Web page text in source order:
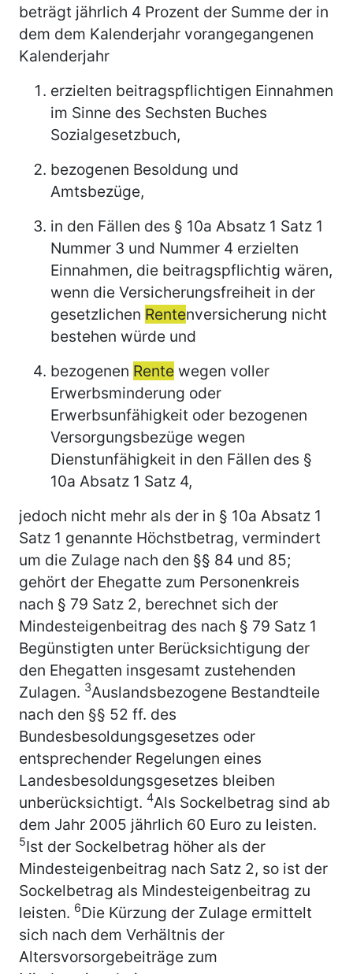
beträgt jährlich 4 Prozent der Summe der in
dem dem Kalenderjahr vorangegangenen
Kalenderjahr
erzielten beitragspflichtigen Einnahmen
im Sinne des Sechsten Buches
Sozialgesetzbuch,
bezogenen Besoldung und
Amtsbezüge,
in den Fällen des § 10a Absatz 1 Satz 1
Nummer 3 und Nummer 4 erzielten
Einnahmen, die beitragspflichtig wären,
wenn die Versicherungsfreiheit in der
gesetzlichen Rentenversicherung nicht
bestehen würde und
bezogenen Rente wegen voller
Erwerbsminderung oder
Erwerbsunfähigkeit oder bezogenen
Versorgungsbezüge wegen
Dienstunfähigkeit in den Fällen des §
10a Absatz 1 Satz 4,
jedoch nicht mehr als der in § 10a Absatz 1
Satz 1 genannte Höchstbetrag, vermindert
um die Zulage nach den §§ 84 und 85;
gehört der Ehegatte zum Personenkreis
nach § 79 Satz 2, berechnet sich der
Mindesteigenbeitrag des nach § 79 Satz 1
Begünstigten unter Berücksichtigung der
den Ehegatten insgesamt zustehenden
Zulagen. 3Auslandsbezogene Bestandteile
nach den §§ 52 ff. des
Bundesbesoldungsgesetzes oder
entsprechender Regelungen eines
Landesbesoldungsgesetzes bleiben
unberücksichtigt. 4Als Sockelbetrag sind ab
dem Jahr 2005 jährlich 60 Euro zu leisten.
5Ist der Sockelbetrag höher als der
Mindesteigenbeitrag nach Satz 2, so ist der
Sockelbetrag als Mindesteigenbeitrag zu
leisten. 6Die Kürzung der Zulage ermittelt
sich nach dem Verhältnis der
Altersvorsorgebeiträge zum